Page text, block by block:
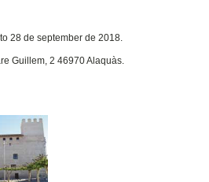
28 de september de 2018.
Guillem, 2 46970 Alaquàs.